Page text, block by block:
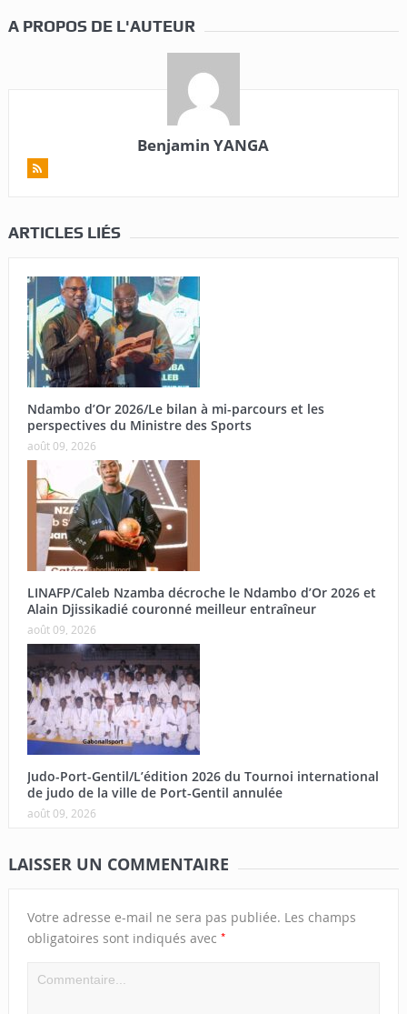
A PROPOS DE L'AUTEUR
Benjamin YANGA
ARTICLES LIÉS
Ndambo d’Or 2026/Le bilan à mi-parcours et les
perspectives du Ministre des Sports
août 09, 2026
LINAFP/Caleb Nzamba décroche le Ndambo d’Or 2026 et
Alain Djissikadié couronné meilleur entraîneur
août 09, 2026
Judo-Port-Gentil/L’édition 2026 du Tournoi international
de judo de la ville de Port-Gentil annulée
août 09, 2026
LAISSER UN COMMENTAIRE
Votre adresse e-mail ne sera pas publiée. Les champs
obligatoires sont indiqués avec *